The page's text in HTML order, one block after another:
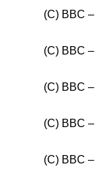
(C) BBC
(C) BBC
(C) BBC
(C) BBC
(C) BBC